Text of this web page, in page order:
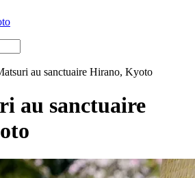
au sanctuaire Hirano, Kyoto
au sanctuaire